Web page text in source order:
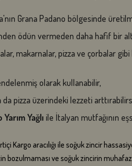
Grana Padano bölgesinde
ödün vermeden daha hafif bir
makarnalar, pizza ve çorbalar
olarak kullanabilir,
da pizza üzerindeki lezzeti
Yağlıile İtalyan mutfağının
Kargo aracılığı ile soğuk zincir
bozulmaması ve soğuk zincirin